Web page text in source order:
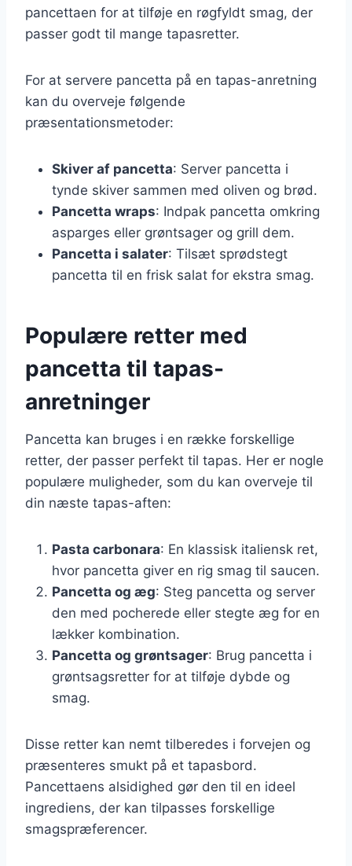
pancettaen for at tilføje en røgfyldt smag, der
passer godt til mange tapasretter.
For at servere pancetta på en tapas-anretning
kan du overveje følgende
præsentationsmetoder:
Skiver af pancetta: Server pancetta i
tynde skiver sammen med oliven og brød.
Pancetta wraps: Indpak pancetta omkring
asparges eller grøntsager og grill dem.
Pancetta i salater: Tilsæt sprødstegt
pancetta til en frisk salat for ekstra smag.
Populære retter med
pancetta til tapas-
anretninger
Pancetta kan bruges i en række forskellige
retter, der passer perfekt til tapas. Her er nogle
populære muligheder, som du kan overveje til
din næste tapas-aften:
Pasta carbonara: En klassisk italiensk ret,
hvor pancetta giver en rig smag til saucen.
Pancetta og æg: Steg pancetta og server
den med pocherede eller stegte æg for en
lækker kombination.
Pancetta og grøntsager: Brug pancetta i
grøntsagsretter for at tilføje dybde og
smag.
Disse retter kan nemt tilberedes i forvejen og
præsenteres smukt på et tapasbord.
Pancettaens alsidighed gør den til en ideel
ingrediens, der kan tilpasses forskellige
smagspræferencer.